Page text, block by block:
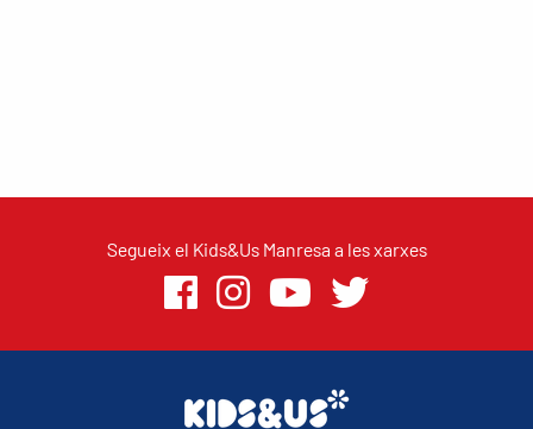
Segueix el Kids&Us Manresa a les xarxes